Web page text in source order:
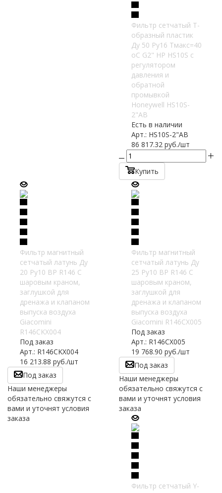
Фильтр сетчатый T-
образный пластик
Ду 50 Ру16 Тмакс=40
oC G2" НР HS10S с
регулятором
давления и
обратной
промывкой
Honeywell HS10S-
2"AB
Есть в наличии
Арт.: HS10S-2"AB
86 817.32руб./шт
Купить
Фильтр магнитный
сетчатый латунь Ду
20 Ру10 ВР R146 C
шаровым краном,
заглушкой для
дренажа и клапаном
выпуска воздуха
Giacomini
R146CKX004
Под заказ
Арт.: R146CKX004
16 213.88 руб./шт
Под заказ
Наши менеджеры
обязательно свяжутся с
вами и уточнят условия
заказа
Фильтр магнитный
сетчатый латунь Ду
25 Ру10 ВР R146 C
шаровым краном,
заглушкой для
дренажа и клапаном
выпуска воздуха
Giacomini R146CX005
Под заказ
Арт.: R146CX005
19 768.90 руб./шт
Под заказ
Наши менеджеры
обязательно свяжутся с
вами и уточнят условия
заказа
Фильтр сетчатый Y-